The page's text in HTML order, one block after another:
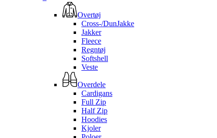
Overtøj
Cross-/DunJakke
Jakker
Fleece
Regntøj
Softshell
Veste
Overdele
Cardigans
Full Zip
Half Zip
Hoodies
Kjoler